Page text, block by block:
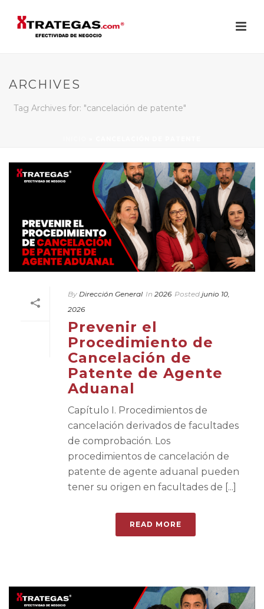
ARCHIVES
Tag Archives for: "cancelación de patente"
By Dirección General In 2026 Posted junio 10,
2026
Prevenir el
Procedimiento de
Cancelación de
Patente de Agente
Aduanal
Capítulo I. Procedimientos de
cancelación derivados de facultades
de comprobación. Los
procedimientos de cancelación de
patente de agente aduanal pueden
tener su origen en facultades de [...]
READ MORE